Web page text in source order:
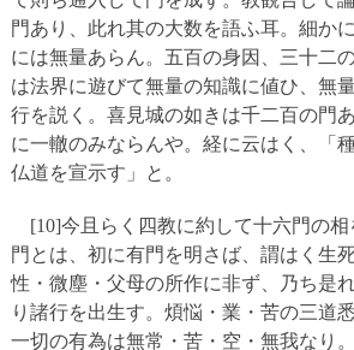
門あり、此れ其の大数を語ふ耳。細か
には無量あらん。五百の身因、三十二
は法界に遊びて無量の知識に値ひ、無
行を説く。喜見城の如きは千二百の門
に一轍のみならんや。経に云はく、「
仏道を宣示す」と。
[10]今且らく四教に約して十六門の相
門とは、初に有門を明さば、謂はく生
性・微塵・父母の所作に非ず、乃ち是
り諸行を出生す。煩悩・業・苦の三道
一切の有為は無常・苦・空・無我なり